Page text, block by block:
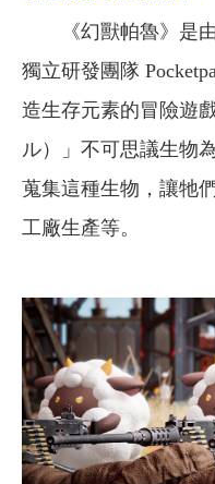
《幻獸帕魯》是
獨立研發團隊
造生存元素的冒險遊
ル）」不可思議生物
蒐集這種生物，讓牠
工廠生產等。